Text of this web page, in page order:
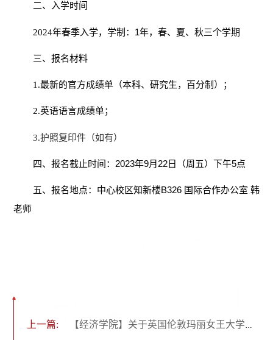
二、入学时间
2024年春季入学，学制： 1年，春、夏、秋三个学期
三、报名材料
1.最新的官方成绩单（本科、研究生，百分制）；
2.英语语言成绩单；
3.护照复印件（如有）
四、报名截止时间： 2023年9月 22日（周五）下午5点
五、报名地点：中心校区知新楼B326 国际合作办公室 韩
老师
上一篇: 【经济学院】关于英国伦敦玛丽女王大学博士访学项目的报名通知（新！）